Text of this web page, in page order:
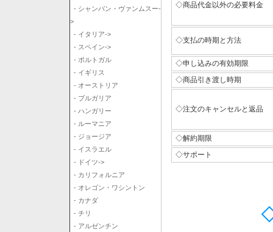
- シャンパン・ヴァンムスー-
>
- イタリア->
- スペイン->
- ポルトガル
- イギリス
- オーストリア
- ブルガリア
- ハンガリー
- ルーマニア
- ジョージア
- イスラエル
- ドイツ->
- カリフォルニア
- オレゴン・ワシントン
- カナダ
- チリ
- アルゼンチン
◇商品代金以外の必要料金
◇支払の時期と方法
◇申し込みの有効期限
◇商品引き渡し時期
◇注文のキャンセルと返品
◇解約期限
◇サポート